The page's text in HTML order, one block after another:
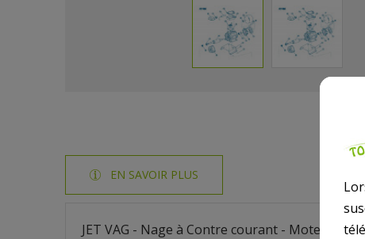
EN SAVOIR PLUS
JET VAG - Nage à Contre courant - Moteur